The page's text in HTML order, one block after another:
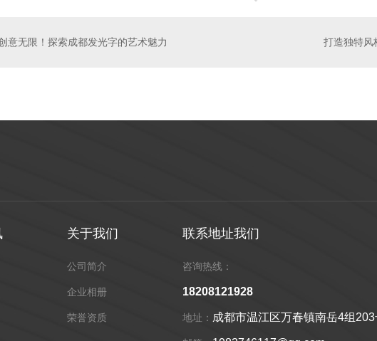
虹灯 成都亮化工程 成都广告灯
意无限！探索成都发光字的艺术魅力 打造独特风
关于我们
公司简介
企业相册
荣誉资质
联系地址我们
咨询热线：
18208121928
地址： 成都市温江区万春镇南岳4组